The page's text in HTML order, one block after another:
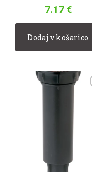
7.17 €
Dodaj v košarico